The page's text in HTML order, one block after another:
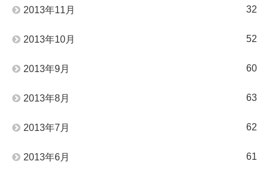
2013年11月 32
2013年10月 52
2013年9月 60
2013年8月 63
2013年7月 62
2013年6月 61